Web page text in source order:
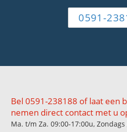
0591-
Bel 0591-238188 of laat een
nemen direct contact met u
Ma. t/m Za. 09:00-17:00u,